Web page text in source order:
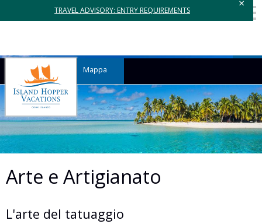
TRAVEL ADVISORY: ENTRY REQUIREMENTS
×
Mappa
Arte e Artigianato
L'arte del tatuaggio